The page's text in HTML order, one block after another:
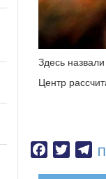
Здесь
Центр
Facebook
Twitter